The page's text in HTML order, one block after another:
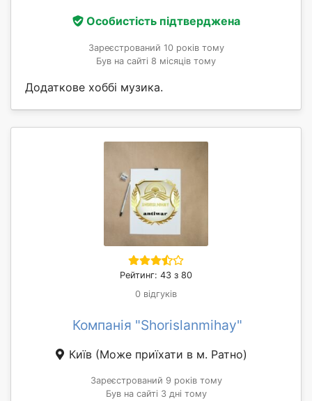
Особистість підтверджена
Зареєстрований 10 років тому
Був на сайті 8 місяців тому
Додаткове хоббі музика.
Рейтинг: 43 з 80
0 відгуків
Компанія "Shorislanmihay"
Київ (Може приїхати в м. Ратно)
Зареєстрований 9 років тому
Був на сайті 3 дні тому